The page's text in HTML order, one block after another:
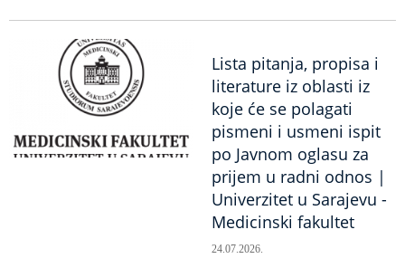
Lista pitanja, propisa i
literature iz oblasti iz
koje će se polagati
pismeni i usmeni ispit
po Javnom oglasu za
prijem u radni odnos |
Univerzitet u Sarajevu -
Medicinski fakultet
24.07.2026.